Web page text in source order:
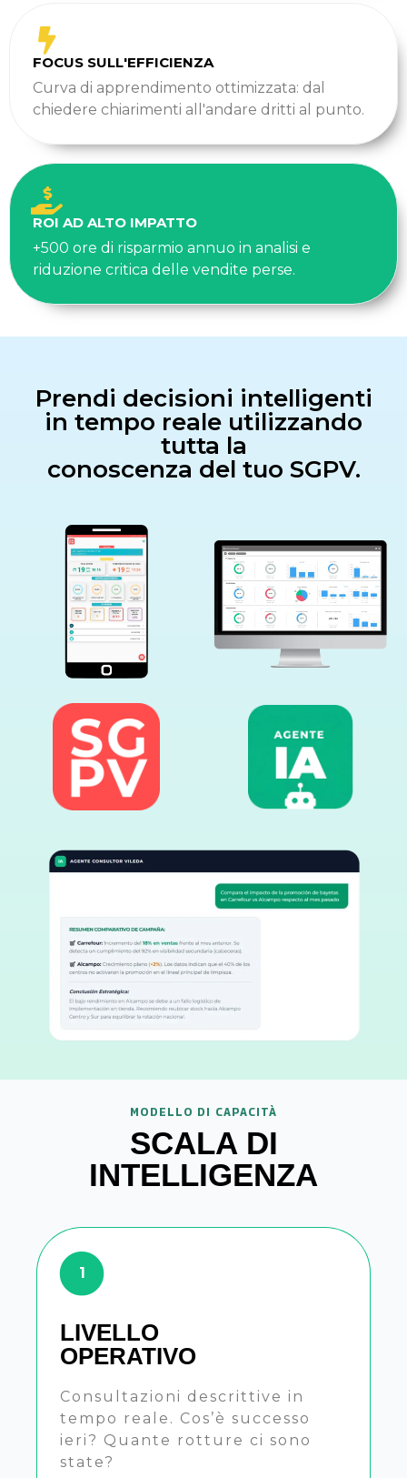
FOCUS SULL'EFFICIENZA
Curva di apprendimento ottimizzata: dal
chiedere chiarimenti all'andare dritti al punto.
ROI AD ALTO IMPATTO
+500 ore di risparmio annuo in analisi e
riduzione critica delle vendite perse.
Prendi decisioni intelligenti
in tempo reale utilizzando
tutta la
conoscenza del tuo SGPV.
MODELLO DI CAPACITÀ
SCALA DI
INTELLIGENZA
LIVELLO
OPERATIVO
Consultazioni descrittive in
tempo reale. Cos’è successo
ieri? Quante rotture ci sono
state?
1